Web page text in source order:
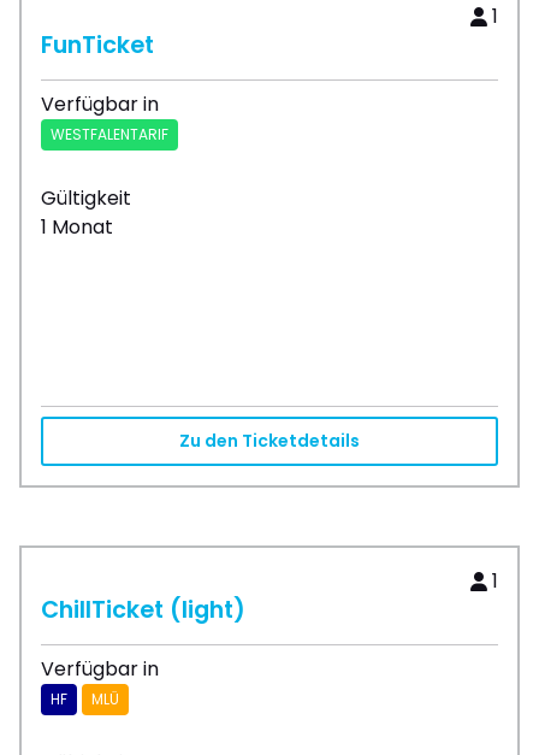
1
FunTicket
Verfügbar in
WESTFALENTARIF
Gültigkeit
1 Monat
Zu den Ticketdetails
1
ChillTicket (light)
Verfügbar in
HF MLÜ